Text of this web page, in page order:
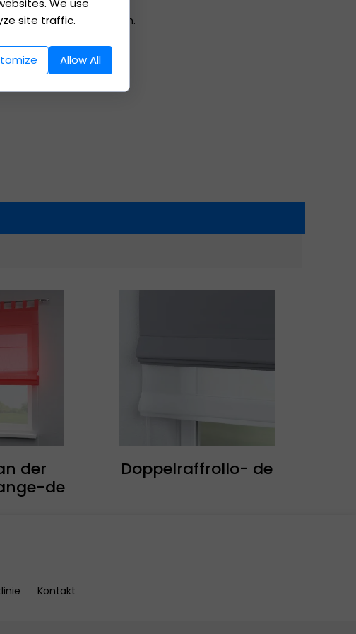
der
de
Doppelraffrollo- de
Stoff drucken zu lassen.
Kontakt
We use
site traffic.
Allow All